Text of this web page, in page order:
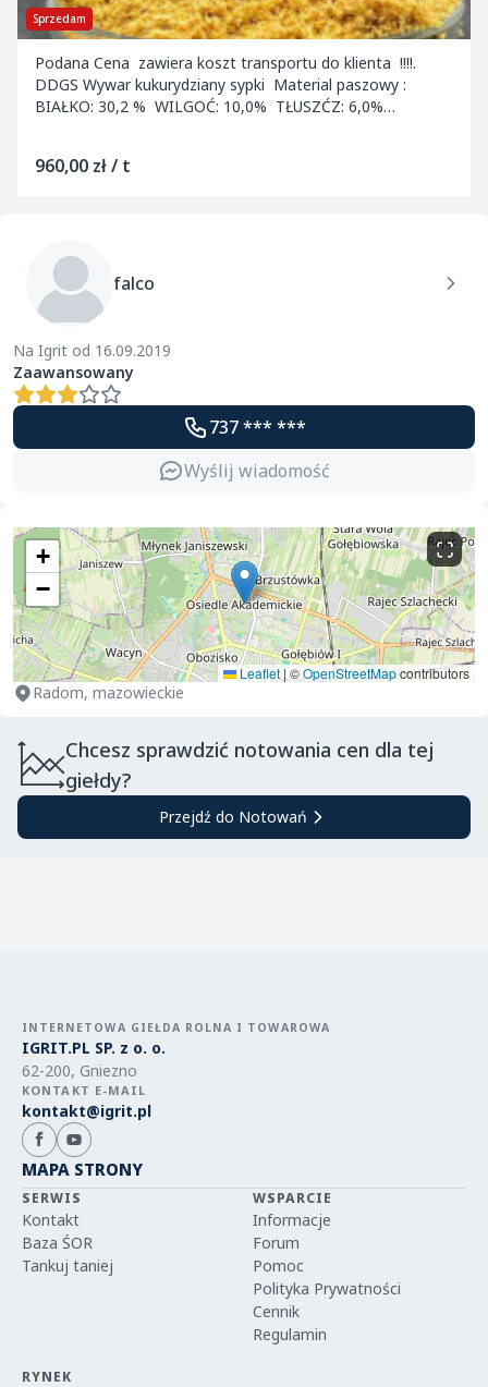
Sprzedam
Podana Cena zawiera koszt transportu do klienta !!!!.
DDGS Wywar kukurydziany sypki Material paszowy :
BIAŁKO: 30,2 % WILGOĆ: 10,0% TŁUSZĆZ: 6,0%
960,00 zł / t
falco
Na Igrit od 16.09.2019
Zaawansowany
737 *** ***
Wyślij wiadomość
+
−
Leaflet| ©OpenStreetMapcontributors
Radom, mazowieckie
Chcesz sprawdzić notowania cen dla tej
giełdy?
Przejdź do Notowań
INTERNETOWA GIEŁDA ROLNA I TOWAROWA
IGRIT.PL SP. z o. o.
62-200, Gniezno
KONTAKT E-MAIL
kontakt@igrit.pl
MAPA STRONY
SERWIS
Kontakt
Baza ŚOR
Tankuj taniej
WSPARCIE
Informacje
Forum
Pomoc
Polityka Prywatności
Cennik
Regulamin
RYNEK